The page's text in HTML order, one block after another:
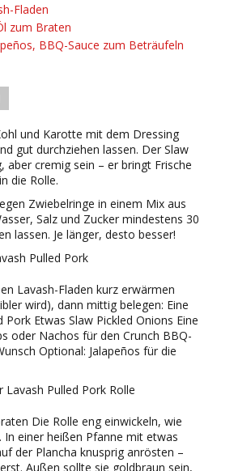
Fladen
zum Braten
BBQ-Sauce zum Beträufeln
und Karotte mit dem Dressing
gut durchziehen lassen. Der Slaw
aber cremig sein – er bringt Frische
die Rolle.
Zwiebelringe in einem Mix aus
Salz und Zucker mindestens 30
lassen. Je länger, desto besser!
Lavash-Fladen kurz erwärmen
wird), dann mittig belegen: Eine
Pork Etwas Slaw Pickled Onions Eine
oder Nachos für den Crunch BBQ-
Optional: Jalapeños für die
Die Rolle eng einwickeln, wie
In einer heißen Pfanne mit etwas
der Plancha knusprig anrösten –
Außen sollte sie goldbraun sein,